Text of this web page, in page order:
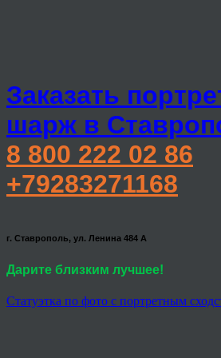
Заказать
шарж в
8 800 222 02 86
+79283271168
г. Ставрополь, ул. Ленина 484 А
Дарите близким лучшее!
Статуэтка по фото с портретным